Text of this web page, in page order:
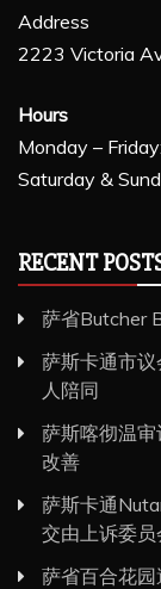
Address
2223 Victoria
Hours
Monday –
Saturday &
RECENT
萨省Butcher
萨斯卡通市
人陪同
萨斯喀彻温
改善
萨斯卡通
交由上诉委员
萨省百合花